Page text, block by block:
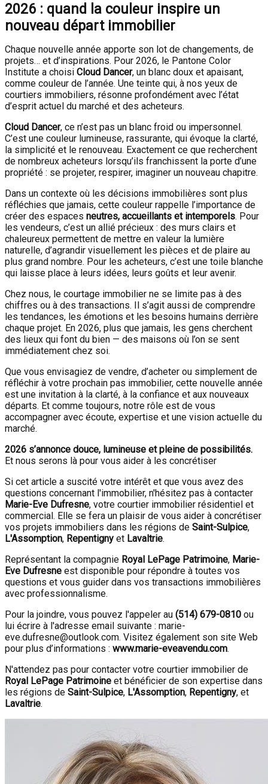
2026 : quand la couleur inspire un
nouveau départ immobilier
Chaque nouvelle année apporte son lot de changements, de
projets… et d’inspirations. Pour 2026, le Pantone Color
Institute a choisi Cloud Dancer, un blanc doux et apaisant,
comme couleur de l’année. Une teinte qui, à nos yeux de
courtiers immobiliers, résonne profondément avec l’état
d’esprit actuel du marché et des acheteurs.
Cloud Dancer, ce n’est pas un blanc froid ou impersonnel.
C’est une couleur lumineuse, rassurante, qui évoque la clarté,
la simplicité et le renouveau. Exactement ce que recherchent
de nombreux acheteurs lorsqu’ils franchissent la porte d’une
propriété : se projeter, respirer, imaginer un nouveau chapitre.
Dans un contexte où les décisions immobilières sont plus
réfléchies que jamais, cette couleur rappelle l’importance de
créer des espaces neutres, accueillants et intemporels. Pour
les vendeurs, c’est un allié précieux : des murs clairs et
chaleureux permettent de mettre en valeur la lumière
naturelle, d’agrandir visuellement les pièces et de plaire au
plus grand nombre. Pour les acheteurs, c’est une toile blanche
qui laisse place à leurs idées, leurs goûts et leur avenir.
Chez nous, le courtage immobilier ne se limite pas à des
chiffres ou à des transactions. Il s’agit aussi de comprendre
les tendances, les émotions et les besoins humains derrière
chaque projet. En 2026, plus que jamais, les gens cherchent
des lieux qui font du bien — des maisons où l’on se sent
immédiatement chez soi.
Que vous envisagiez de vendre, d’acheter ou simplement de
réfléchir à votre prochain pas immobilier, cette nouvelle année
est une invitation à la clarté, à la confiance et aux nouveaux
départs. Et comme toujours, notre rôle est de vous
accompagner avec écoute, expertise et une vision actuelle du
marché.
2026 s’annonce douce, lumineuse et pleine de possibilités.
Et nous serons là pour vous aider à les concrétiser
Si cet article a suscité votre intérêt et que vous avez des
questions concernant l'immobilier, n'hésitez pas à contacter
Marie-Eve Dufresne, votre courtier immobilier résidentiel et
commercial. Elle se fera un plaisir de vous aider à concrétiser
vos projets immobiliers dans les régions de Saint-Sulpice,
L'Assomption, Repentigny et Lavaltrie.
Représentant la compagnie Royal LePage Patrimoine, Marie-
Eve Dufresne est disponible pour répondre à toutes vos
questions et vous guider dans vos transactions immobilières
avec professionnalisme.
Pour la joindre, vous pouvez l'appeler au (514) 679-0810 ou
lui écrire à l'adresse email suivante : marie-
eve.dufresne@outlook.com. Visitez également son site Web
pour plus d’informations : www.marie-eveavendu.com.
N'attendez pas pour contacter votre courtier immobilier de
Royal LePage Patrimoine et bénéficier de son expertise dans
les régions de Saint-Sulpice, L'Assomption, Repentigny, et
Lavaltrie.